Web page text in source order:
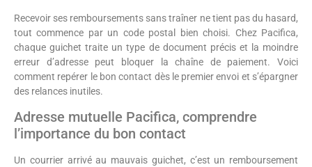
Recevoir ses remboursements sans traîner ne tient pas du hasard,
tout commence par un code postal bien choisi. Chez Pacifica,
chaque guichet traite un type de document précis et la moindre
erreur d’adresse peut bloquer la chaîne de paiement. Voici
comment repérer le bon contact dès le premier envoi et s’épargner
des relances inutiles.
Adresse mutuelle Pacifica, comprendre
l’importance du bon contact
Un courrier arrivé au mauvais guichet, c’est un remboursement